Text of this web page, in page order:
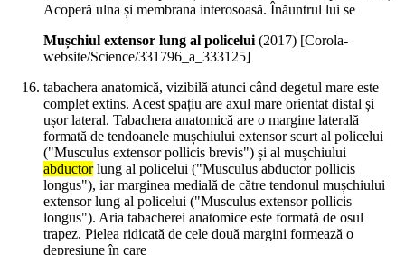
Acoperă ulna și membrana interosoasă. Înăuntrul lui se
Mușchiul extensor lung al policelui(2017) [Corola-
website/Science/331796_a_333125]
tabachera anatomică, vizibilă atunci când degetul mare este
complet extins. Acest spațiu are axul mare orientat distal și
ușor lateral. Tabachera anatomică are o margine laterală
formată de tendoanele mușchiului extensor scurt al policelui
("Musculus extensor pollicis brevis") și al mușchiului
abductorlung al policelui ("Musculus abductor pollicis
longus"), iar marginea medială de către tendonul mușchiului
extensor lung al policelui ("Musculus extensor pollicis
longus"). Aria tabacherei anatomice este formată de osul
trapez. Pielea ridicată de cele două margini formează o
depresiune în care